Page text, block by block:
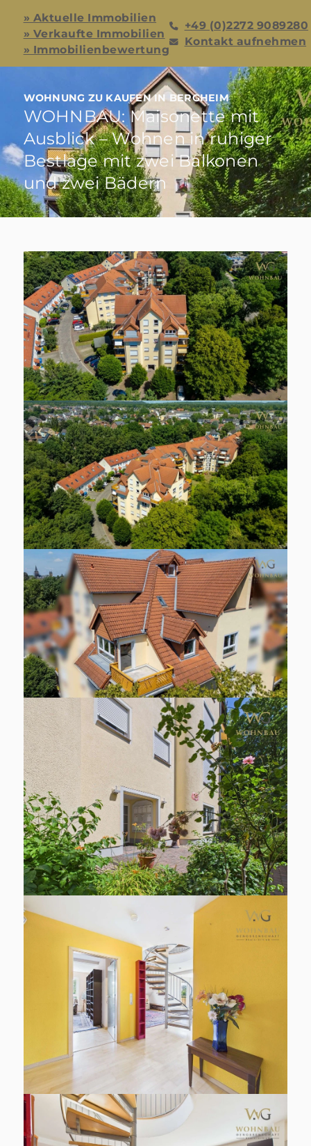
» Aktuelle Immobilien
» Verkaufte Immobilien
» Immobilienbewertung
+49 (0)2272 9089280
Kontakt aufnehmen
WOHNUNG ZU KAUFEN IN BERGHEIM
WOHNBAU: Maisonette mit
Ausblick – Wohnen in ruhiger
Bestlage mit zwei Balkonen
und zwei Bädern